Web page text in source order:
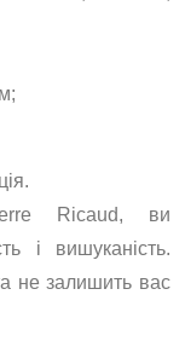
Ricaud, ви
і вишуканість.
не залишить вас